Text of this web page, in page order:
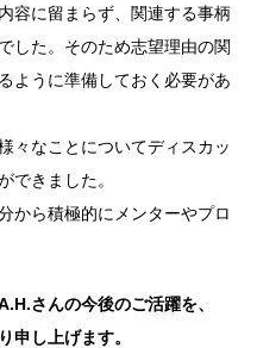
容に留まらず、関連する事柄
した。そのため志望理由の関
ように準備しておく必要があ
々なことについてディスカッ
できました。
から積極的にメンターやプロ
さんの今後のご活躍を、
申し上げます。